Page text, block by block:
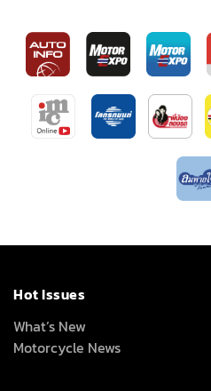
Hot Issues
What’s New
Motorcycle News